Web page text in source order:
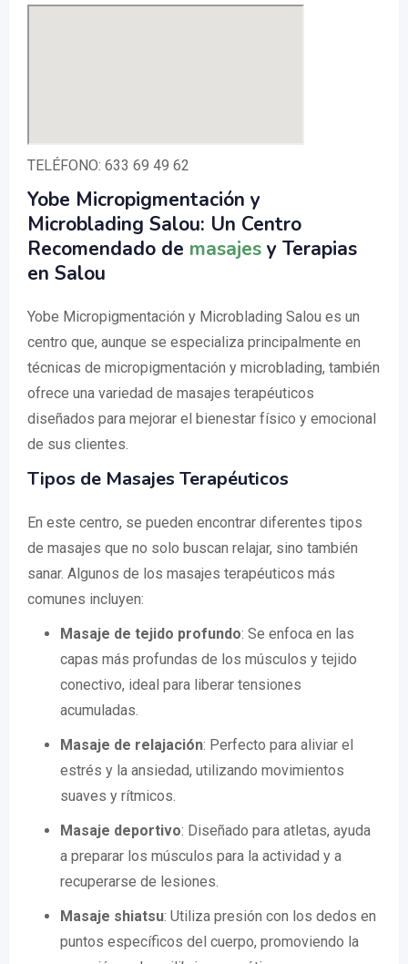
TELÉFONO: 633 69 49 62
Yobe Micropigmentación y
Microblading Salou: Un Centro
Recomendado de masajes y Terapias
en Salou
Yobe Micropigmentación y Microblading Salou es un
centro que, aunque se especializa principalmente en
técnicas de micropigmentación y microblading, también
ofrece una variedad de masajes terapéuticos
diseñados para mejorar el bienestar físico y emocional
de sus clientes.
Tipos de Masajes Terapéuticos
En este centro, se pueden encontrar diferentes tipos
de masajes que no solo buscan relajar, sino también
sanar. Algunos de los masajes terapéuticos más
comunes incluyen:
Masaje de tejido profundo: Se enfoca en las
capas más profundas de los músculos y tejido
conectivo, ideal para liberar tensiones
acumuladas.
Masaje de relajación: Perfecto para aliviar el
estrés y la ansiedad, utilizando movimientos
suaves y rítmicos.
Masaje deportivo: Diseñado para atletas, ayuda
a preparar los músculos para la actividad y a
recuperarse de lesiones.
Masaje shiatsu: Utiliza presión con los dedos en
puntos específicos del cuerpo, promoviendo la